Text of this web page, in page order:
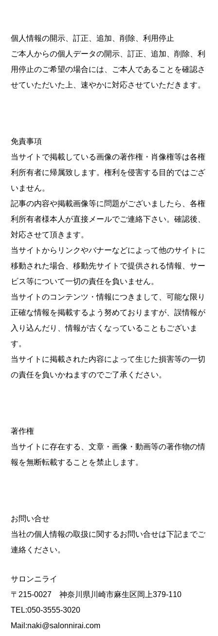
個人情報の開示、訂正、追加、削除、利用停止
ご本人からの個人データの開示、訂正、追加、削除、利
用停止のご希望の場合には、ご本人であることを確認さ
せていただいた上、速やかに対応させていただきます。
免責事項
当サイトで掲載している画像の著作権・肖像権等は各権
利所有者に帰属致します。権利を侵害する目的ではござ
いません。
記事の内容や掲載画像等に問題がございましたら、各権
利所有者様本人が直接メールでご連絡下さい。確認後、
対応させて頂きます。
当サイトからリンクやバナーなどによって他のサイトに
移動された場合、移動先サイトで提供される情報、サー
ビス等について一切の責任を負いません。
当サイトのコンテンツ・情報につきまして、可能な限り
正確な情報を掲載するよう努めておりますが、誤情報が
入り込んだり、情報が古くなっていることもございま
す。
当サイトに掲載された内容によって生じた損害等の一切
の責任を負いかねますのでご了承ください。
著作権
当サイトに存在する、文章・画像・動画等の著作物の情
報を無断転載することを禁止します。
お問い合せ
当社の個人情報の取扱に関するお問い合せは下記までご
連絡ください。
サロンニライ
〒215-0027 神奈川県川崎市麻生区岡上379-110
TEL:050-3555-3020
Mail:naki@salonnirai.com